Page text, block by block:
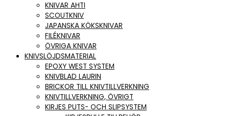
KNIVAR AHTI
SCOUTKNIV
JAPANSKA KÖKSKNIVAR
FILÉKNIVAR
ÖVRIGA KNIVAR
KNIVSLÖJDSMATERIAL
EPOXY WEST SYSTEM
KNIVBLAD LAURIN
BRICKOR TILL KNIVTILLVERKNING
KNIVTILLVERKNING, ÖVRIGT
KIRJES PUTS- OCH SLIPSYSTEM